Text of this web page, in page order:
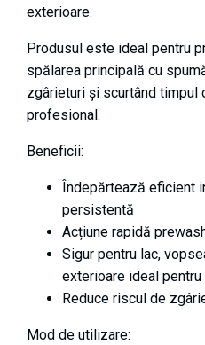
exterioare.
Produsul este ideal pentru
spălarea principală cu
zgârieturi și scurtând timpul
profesional.
Beneficii:
Îndepărtează eficient
persistentă
Acțiune rapidă
Sigur pentru lac,
exterioare ideal
Reduce riscul de
Mod de utilizare: